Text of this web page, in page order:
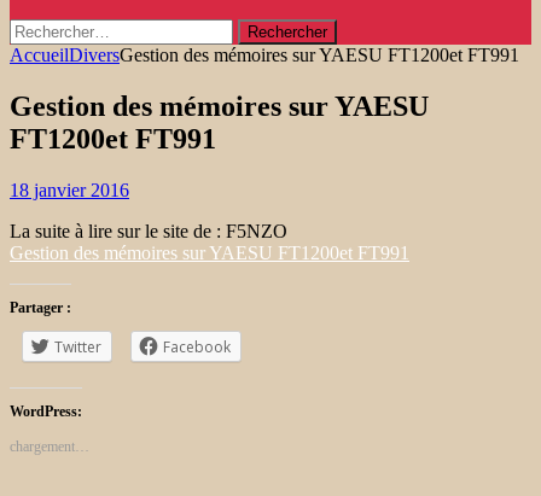
Rechercher :
AccueilDiversGestion des mémoires sur YAESU FT1200et FT991
Gestion des mémoires sur YAESU
FT1200et FT991
18 janvier 2016
La suite à lire sur le site de : F5NZO
Gestion des mémoires sur YAESU FT1200et FT991
Partager :
Twitter Facebook
WordPress:
chargement…